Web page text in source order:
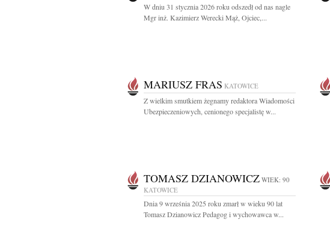
W dniu 31 stycznia 2026 roku odszedł od nas nagle
Mgr inż. Kazimierz Werecki Mąż, Ojciec,...
MARIUSZ FRAS KATOWICE
Z wielkim smutkiem żegnamy redaktora Wiadomości
Ubezpieczeniowych, cenionego specjalistę w...
TOMASZ DZIANOWICZ WIEK: 90
KATOWICE
Dnia 9 września 2025 roku zmarł w wieku 90 lat
Tomasz Dzianowicz Pedagog i wychowawca w...